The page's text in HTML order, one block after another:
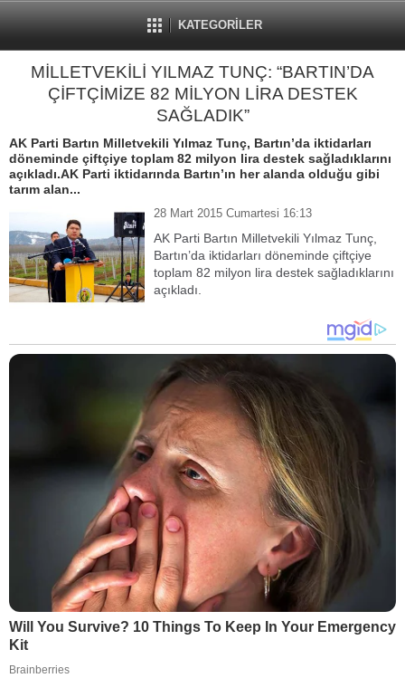
KATEGORİLER
MİLLETVEKİLİ YILMAZ TUNÇ: “BARTIN’DA
ÇİFTÇİMİZE 82 MİLYON LİRA DESTEK
SAĞLADIK”
AK Parti Bartın Milletvekili Yılmaz Tunç, Bartın’da iktidarları
döneminde çiftçiye toplam 82 milyon lira destek sağladıklarını
açıkladı.AK Parti iktidarında Bartın’ın her alanda olduğu gibi
tarım alan...
28 Mart 2015 Cumartesi 16:13
AK Parti Bartın Milletvekili Yılmaz Tunç,
Bartın’da iktidarları döneminde çiftçiye
toplam 82 milyon lira destek sağladıklarını
açıkladı.